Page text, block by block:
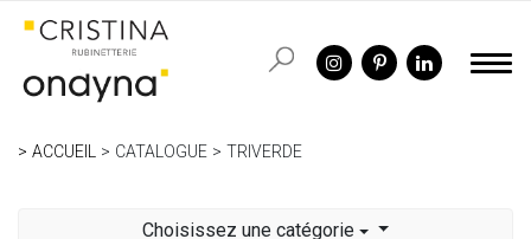
ACCUEIL CATALOGUE TRIVERDE
Choisissez une catégorie